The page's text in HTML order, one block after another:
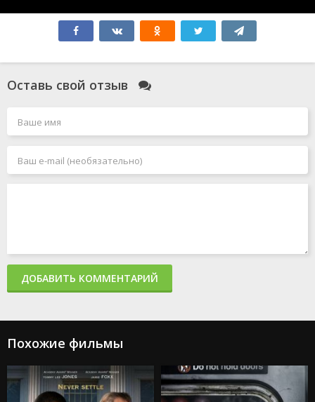
Всё закончится на нас
Моя вина: Лондон
Голый пистолет
Миссия: невыполнима 7. Смертельная расплата. Часть
1
Человек-паук: Паутина вселенных
Аргайл: Супершпион
Стражи Галактики. Часть 3
Подземелья и драконы: Честь среди воров
Каратэ-пацан: Легенды
Трансформеры: Восхождение Звероботов
Из моего окна 2: За морями
Моана 2
Оставь свой отзыв
ДОБАВИТЬ КОММЕНТАРИЙ
Похожие фильмы